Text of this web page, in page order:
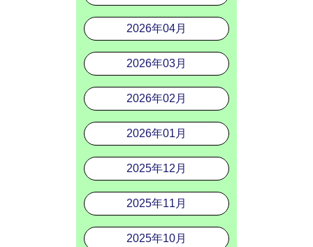
2026年04月
2026年03月
2026年02月
2026年01月
2025年12月
2025年11月
2025年10月